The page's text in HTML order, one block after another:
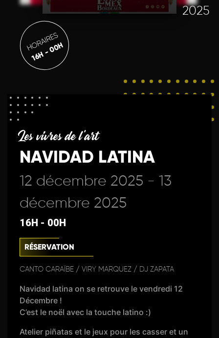
2025
HORAIRES
16H - 00H
Les vivres de l'art
NAVIDAD LATINA
12 décembre 2025 - 13
décembre 2025
16H - 00H
RÉSERVATION
CANTO CARAÏBE / VIRY MARQUEZ / DJ ZAPATA
Navidad latina on se retrouve le vendredi 12
Décembre !
C’est le noël avec la touche latino :)
Atelier piñatas et le jeux pour les casser et un